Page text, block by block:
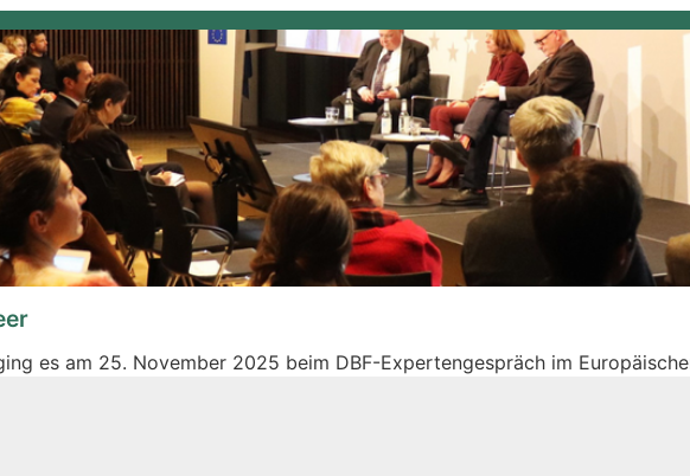
es am 25. November 2025 beim DBF-Expertengespräch im